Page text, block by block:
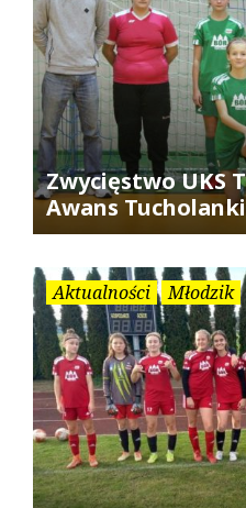
Zwycięstwo UKS
Awans Tucholanki
Aktualności Młodzik